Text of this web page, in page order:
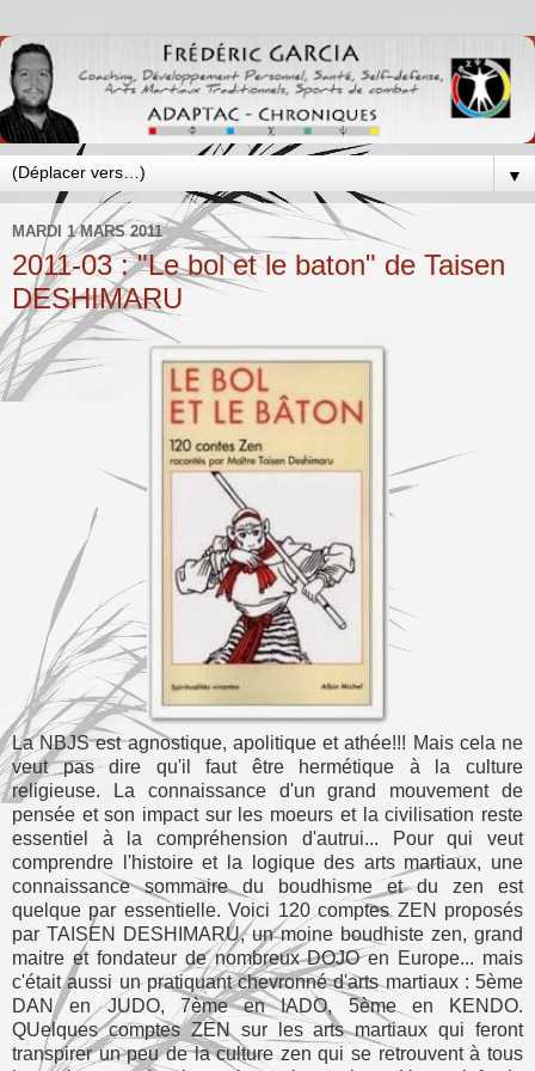
▼
MARDI 1 MARS 2011
2011-03 : "Le bol et le baton" de Taisen
DESHIMARU
La NBJS est agnostique, apolitique et athée!!! Mais cela ne
veut pas dire qu'il faut être hermétique à la culture
religieuse. La connaissance d'un grand mouvement de
pensée et son impact sur les moeurs et la civilisation reste
essentiel à la compréhension d'autrui... Pour qui veut
comprendre l'histoire et la logique des arts martiaux, une
connaissance sommaire du boudhisme et du zen est
quelque par essentielle. Voici 120 comptes ZEN proposés
par TAISEN DESHIMARU, un moine boudhiste zen, grand
maitre et fondateur de nombreux DOJO en Europe... mais
c'était aussi un pratiquant chevronné d'arts martiaux : 5ème
DAN en JUDO, 7ème en IADO, 5ème en KENDO.
QUelques comptes ZEN sur les arts martiaux qui feront
transpirer un peu de la culture zen qui se retrouvent à tous